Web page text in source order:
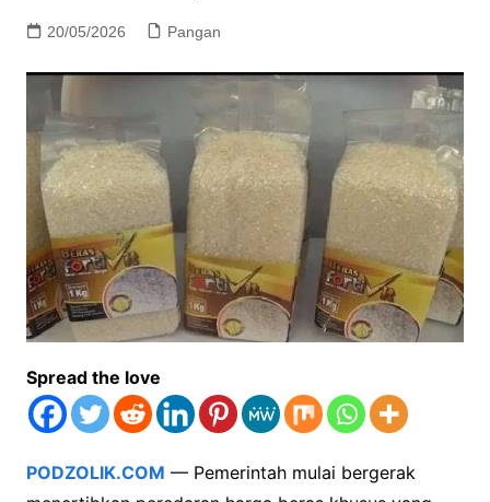
20/05/2026 Pangan
Spread the love
PODZOLIK.COM — Pemerintah mulai bergerak